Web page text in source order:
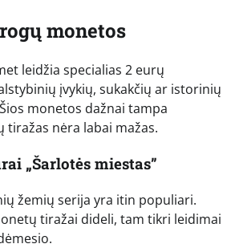
monetos
leidžia specialias 2 eurų
įvykių, sukakčių ar istorinių
monetos dažnai tampa
tiražas nėra labai mažas.
„Šarlotės miestas”
žemių serija yra itin populiari.
tiražai dideli, tam tikri leidimai